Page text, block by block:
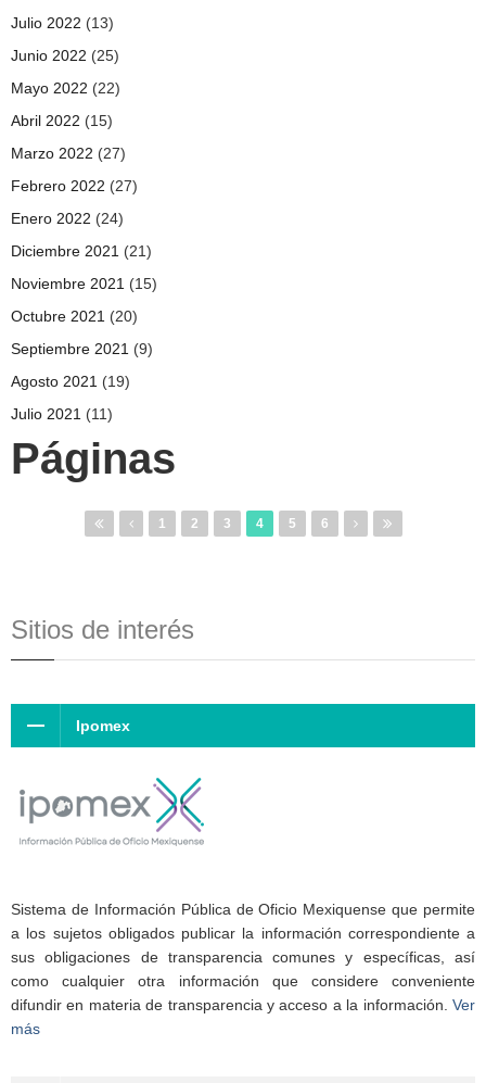
Julio 2022 (13)
Junio 2022 (25)
Mayo 2022 (22)
Abril 2022 (15)
Marzo 2022 (27)
Febrero 2022 (27)
Enero 2022 (24)
Diciembre 2021 (21)
Noviembre 2021 (15)
Octubre 2021 (20)
Septiembre 2021 (9)
Agosto 2021 (19)
Julio 2021 (11)
Páginas
1 2 3 4 5 6
Sitios de interés
Ipomex
Sistema de Información Pública de Oficio Mexiquense que permite
a los sujetos obligados publicar la información correspondiente a
sus obligaciones de transparencia comunes y específicas, así
como cualquier otra información que considere conveniente
difundir en materia de transparencia y acceso a la información. Ver
más